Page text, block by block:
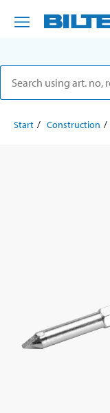
Start Construction